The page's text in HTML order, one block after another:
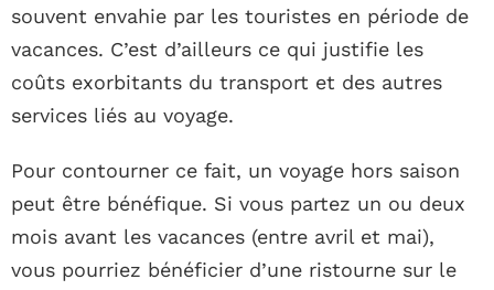
souvent envahie par les touristes en période de
vacances. C’est d’ailleurs ce qui justifie les
coûts exorbitants du transport et des autres
services liés au voyage.
Pour contourner ce fait, un voyage hors saison
peut être bénéfique. Si vous partez un ou deux
mois avant les vacances (entre avril et mai),
vous pourriez bénéficier d’une ristourne sur le